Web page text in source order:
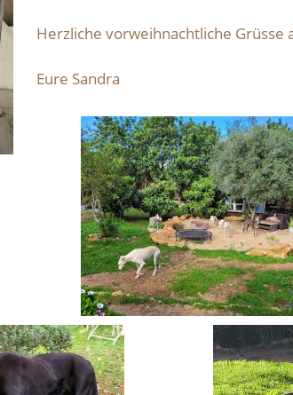
Herzliche vorweihnachtliche Grüsse
Eure Sandra